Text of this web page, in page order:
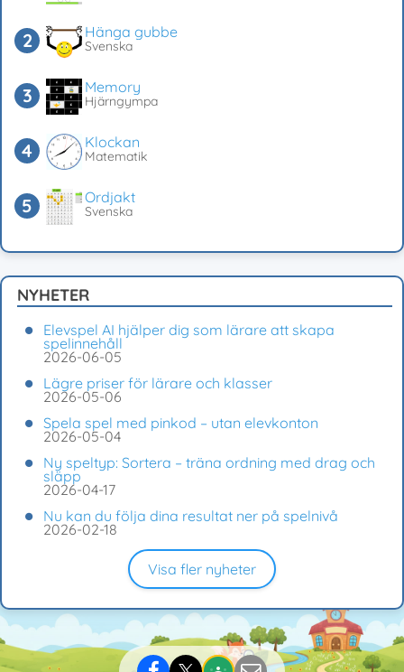
Hänga gubbe
Svenska
Memory
Hjärngympa
Klockan
Matematik
Ordjakt
Svenska
NYHETER
Elevspel AI hjälper dig som lärare att skapa
spelinnehåll
2026-06-05
Lägre priser för lärare och klasser
2026-05-06
Spela spel med pinkod – utan elevkonton
2026-05-04
Ny speltyp: Sortera – träna ordning med drag och
släpp
2026-04-17
Nu kan du följa dina resultat ner på spelnivå
2026-02-18
Visa fler nyheter